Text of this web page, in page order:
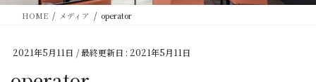
HOME メディア operator
2021年5月11日 / 最終更新日 : 2021年5月11日